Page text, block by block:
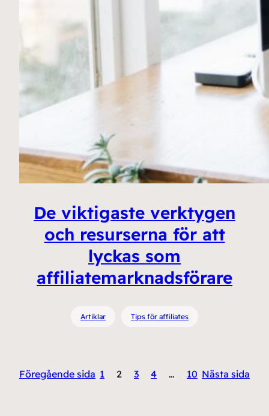
De viktigaste verktygen
och resurserna för att
lyckas som
affiliatemarknadsförare
Artiklar Tips för affiliates
Föregående sida 1 2 3 4 … 10 Nästa sida